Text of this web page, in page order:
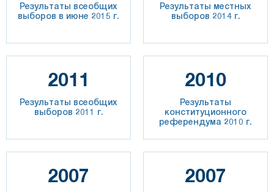
Результаты всеобщих
выборов в июне 2015 г.
Результаты местных
выборов 2014 г.
2011
Результаты всеобщих
выборов 2011 г.
2010
Результаты
конституционного
референдума 2010 г.
2007 2007